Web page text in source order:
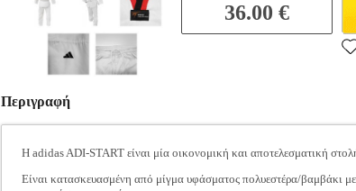
36.00 €
Περιγραφή
Η adidas ADI-START είναι μία οικονομική και αποτελεσματική
Είναι κατασκευασμένη από μίγμα υφάσματος πολυεστέρα/βαμβάκι